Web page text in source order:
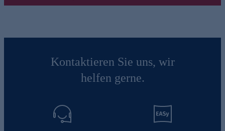
Kontaktieren Sie uns, wir
helfen gerne.